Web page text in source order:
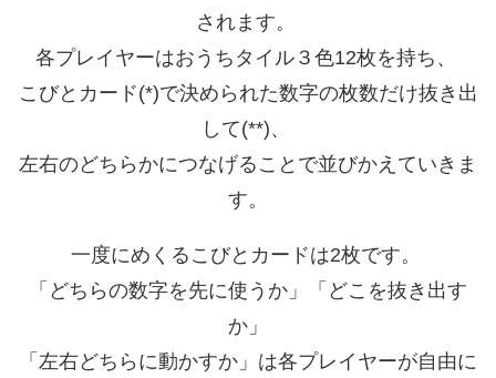
されます。
各プレイヤーはおうちタイル３色12枚を持ち、
こびとカード(*)で決められた数字の枚数だけ抜き出
して(**)、
左右のどちらかにつなげることで並びかえていきま
す。
一度にめくるこびとカードは2枚です。
「どちらの数字を先に使うか」「どこを抜き出す
か」
「左右どちらに動かすか」は各プレイヤーが自由に